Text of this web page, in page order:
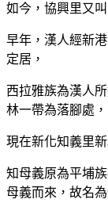
如今，協興里又
早年，漢人經新
定居，
西拉雅族為漢人
林一帶為落腳處，
現在新化知義里
知母義原為平埔
母義而來，故名為